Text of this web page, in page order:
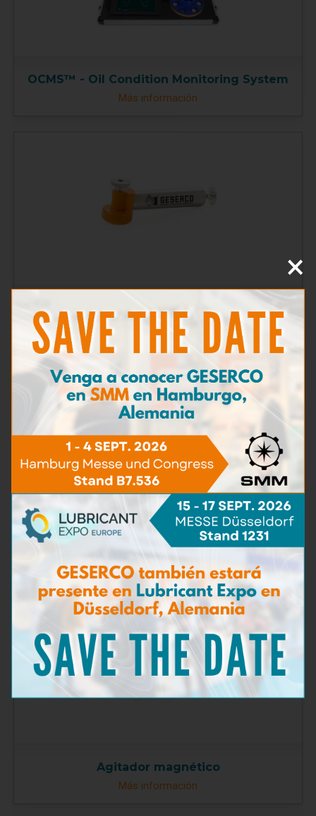
OCMS™ - Oil Condition Monitoring System
Más información
Bombas de muestreo
Más información
Micropipeta de precisión
Agitador magnético
Más información
×